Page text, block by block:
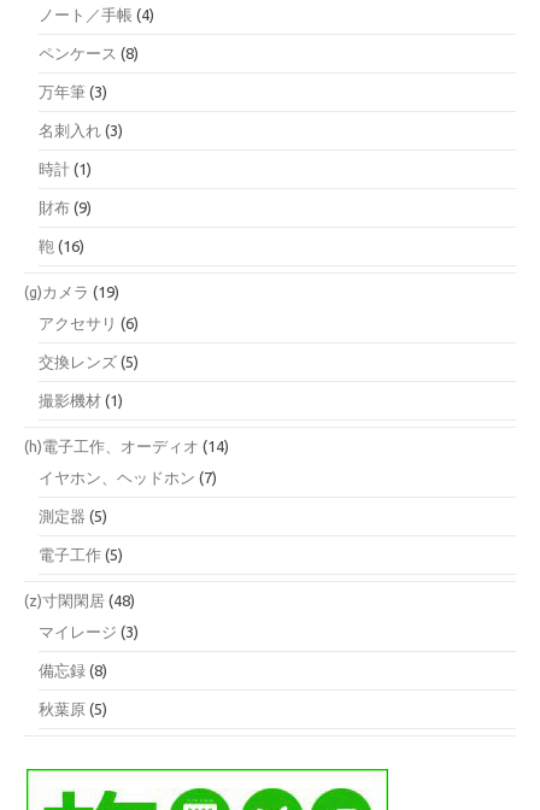
ノート／手帳 (4)
ペンケース (8)
万年筆 (3)
名刺入れ (3)
時計 (1)
財布 (9)
鞄 (16)
(g)カメラ (19)
アクセサリ (6)
交換レンズ (5)
撮影機材 (1)
(h)電子工作、オーディオ (14)
イヤホン、ヘッドホン (7)
測定器 (5)
電子工作 (5)
(z)寸閑閑居 (48)
マイレージ (3)
備忘録 (8)
秋葉原 (5)